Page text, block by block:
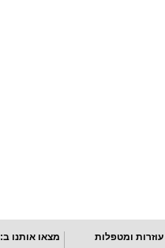
עוזרות ומטפלות מצאו אותנו ב: